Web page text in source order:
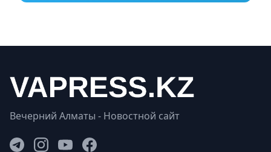
Вечерний Алматы - Новостной сайт